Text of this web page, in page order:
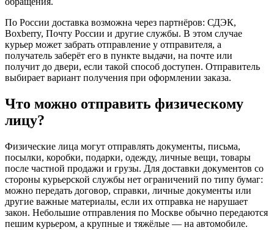
По России доставка возможна через партнёров: СДЭК,
Boxberry, Почту России и другие службы. В этом случае
курьер может забрать отправление у отправителя, а
получатель заберёт его в пункте выдачи, на почте или
получит до двери, если такой способ доступен. Отправитель
выбирает вариант получения при оформлении заказа.
Что можно отправить физическому
лицу?
Физические лица могут отправлять документы, письма,
посылки, коробки, подарки, одежду, личные вещи, товары
после частной продажи и грузы. Для доставки документов со
стороны курьерской службы нет ограничений по типу бумаг:
можно передать договор, справки, личные документы или
другие важные материалы, если их отправка не нарушает
закон. Небольшие отправления по Москве обычно передаются
пешим курьером, а крупные и тяжёлые — на автомобиле.